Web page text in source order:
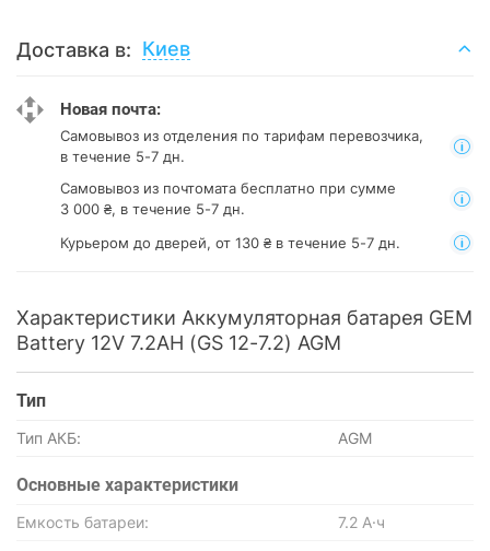
Доставка в: Киев
Новая почта:
Самовывоз из отделения по тарифам перевозчика,
в течение 5-7 дн.
Самовывоз из почтомата бесплатно при сумме
3 000 ₴, в течение 5-7 дн.
Курьером до дверей, от 130 ₴ в течение 5-7 дн.
Характеристики Аккумуляторная батарея GEM
Battery 12V 7.2AH (GS 12-7.2) AGM
Тип
Тип АКБ: AGM
Основные характеристики
Емкость батареи:
7.2 А·ч